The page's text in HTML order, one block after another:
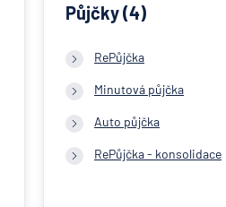
Půjčky (4)
RePůjčka
Minutová půjčka
Auto půjčka
RePůjčka - konsolidace